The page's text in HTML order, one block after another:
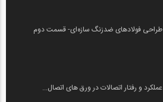
طراحی فولادهای ضدزنگ سازه‌ای- قسمت دوم
عملکرد و رفتار اتصالات در ورق های اتصال...